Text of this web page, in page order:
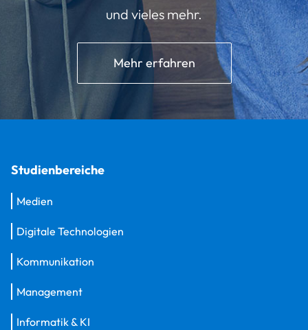
und vieles mehr.
Mehr erfahren
Studienbereiche
Medien
Digitale Technologien
Kommunikation
Management
Informatik & KI